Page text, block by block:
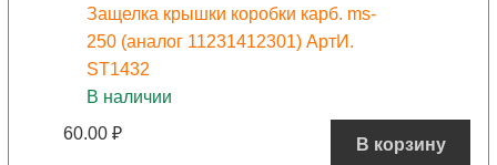
Защелка крышки коробки карб. ms-
250 (аналог 11231412301) АртИ.
ST1432
В наличии
60.00 ₽
В корзину